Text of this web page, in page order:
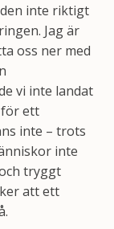
inte riktigt
Jag är
oss ner med
vi inte landat
för ett
inte – trots
inte
tryggt
att ett